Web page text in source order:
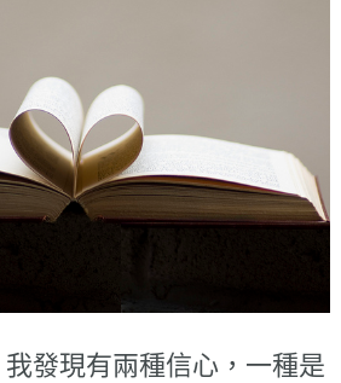
發現有兩種信心，一種是